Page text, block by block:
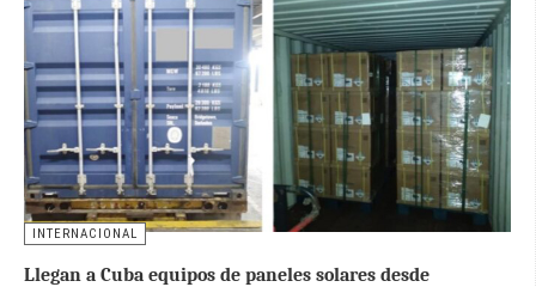
INTERNACIONAL
Llegan a Cuba equipos de paneles solares desde